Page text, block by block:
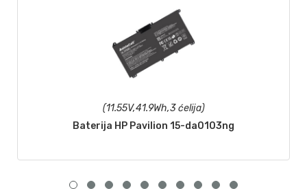
(11.55V,41.9Wh,3 ćelija)
Baterija HP Pavilion 15-da0103ng